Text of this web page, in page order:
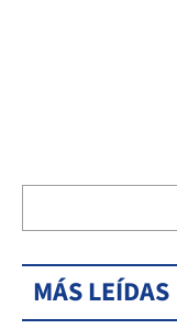
MÁS LEÍDAS